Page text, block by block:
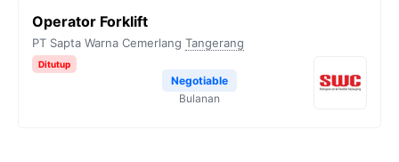
Operator Forklift
PT Sapta Warna Cemerlang Tangerang
Ditutup
Negotiable
Bulanan